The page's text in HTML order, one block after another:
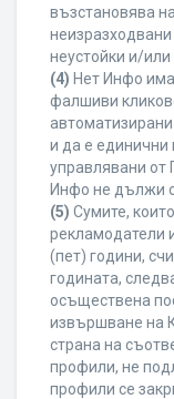
възстановява
неустойки и/
(4) Нет Инфо
фалшиви
и да е единични
управлявани от
Инфо не дължи
(5) Сумите,
рекламодатели
(пет) години,
годината,
осъществена
извършване на
страна на
профили, не
профили се